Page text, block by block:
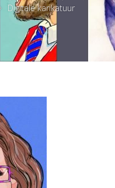
Digitale karikatuur